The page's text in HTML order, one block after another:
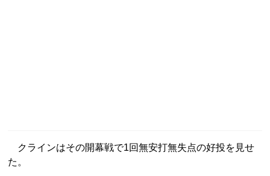
クラインはその開幕戦で1回無安打無失点の好投を見せ
た。